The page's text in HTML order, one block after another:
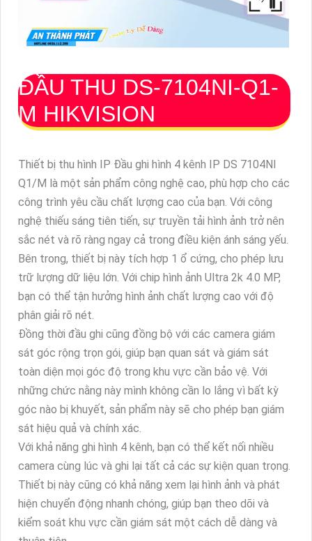
ĐẦU THU DS-7104NI-Q1-
M HIKVISION
Thiết bị thu hình IP Đầu ghi hình 4 kênh IP DS 7104NI
Q1/M là một sản phẩm công nghệ cao, phù hợp cho các
công trình yêu cầu chất lượng cao của bạn. Với công
nghệ thiếu sáng tiên tiến, sự truyền tải hình ảnh trở nên
sắc nét và rõ ràng ngay cả trong điều kiện ánh sáng yếu.
Bên trong, thiết bị này tích hợp 1 ổ cứng, cho phép lưu
trữ lượng dữ liệu lớn. Với chip hình ảnh Ultra 2k 4.0 MP,
bạn có thể tận hưởng hình ảnh chất lượng cao với độ
phân giải rõ nét.
Đồng thời đầu ghi cũng đồng bộ với các camera giám
sát góc rộng trọn gói, giúp bạn quan sát và giám sát
toàn diện mọi góc độ trong khu vực cần bảo vệ. Với
những chức nằng này mình không cần lo lắng vì bất kỳ
góc nào bị khuyết, sản phẩm này sẽ cho phép bạn giám
sát hiệu quả và chính xác.
Với khả năng ghi hình 4 kênh, bạn có thể kết nối nhiều
camera cùng lúc và ghi lại tất cả các sự kiện quan trọng.
Thiết bị này cũng có khả năng xem lại hình ảnh và phát
hiện chuyển động nhanh chóng, giúp bạn theo dõi và
kiểm soát khu vực cần giám sát một cách dễ dàng và